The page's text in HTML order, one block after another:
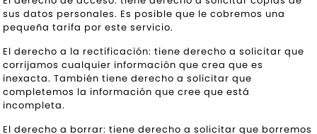
sus datos personales. Es posible que le cobremos una
pequeña tarifa por este servicio.
El derecho a la rectificación: tiene derecho a solicitar que
corrijamos cualquier información que crea que es
inexacta. También tiene derecho a solicitar que
completemos la información que cree que está
incompleta.
El derecho a borrar: tiene derecho a solicitar que borremos